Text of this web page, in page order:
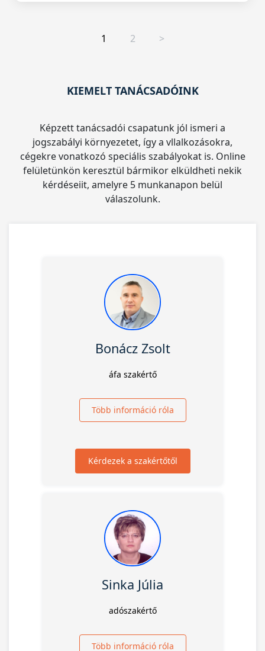
1 2 >
KIEMELT TANÁCSADÓINK
Képzett tanácsadói csapatunk jól ismeri a
jogszabályi környezetet, így a vllalkozásokra,
cégekre vonatkozó speciális szabályokat is. Online
felületünkön keresztül bármikor elküldheti nekik
kérdéseiit, amelyre 5 munkanapon belül
válaszolunk.
Bonácz Zsolt
áfa szakértő
Több információ róla
Kérdezek a szakértőtől
Sinka Júlia
adószakértő
Több információ róla